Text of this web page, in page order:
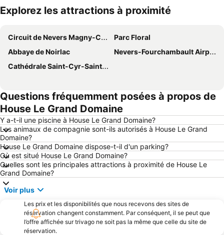
Explorez les attractions à proximité
Circuit de Nevers Magny-Cours
Parc Floral
Abbaye de Noirlac
Nevers-Fourchambault Airport
Cathédrale Saint-Cyr-Sainte-Julitte
Questions fréquemment posées à propos de
House Le Grand Domaine
Y a-t-il une piscine à House Le Grand Domaine?
Les animaux de compagnie sont-ils autorisés à House Le Grand
Domaine?
House Le Grand Domaine dispose-t-il d'un parking?
Où est situé House Le Grand Domaine?
Quelles sont les principales attractions à proximité de House Le
Grand Domaine?
Voir plus
Les prix et les disponibilités que nous recevons des sites de
réservation changent constamment. Par conséquent, il se peut que
l’offre affichée sur trivago ne soit pas la même que celle du site de
réservation.